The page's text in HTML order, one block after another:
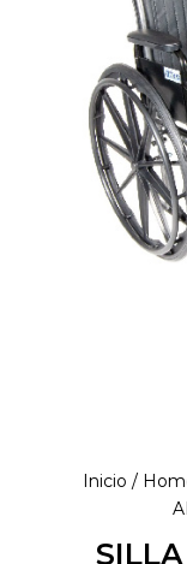
Inicio /